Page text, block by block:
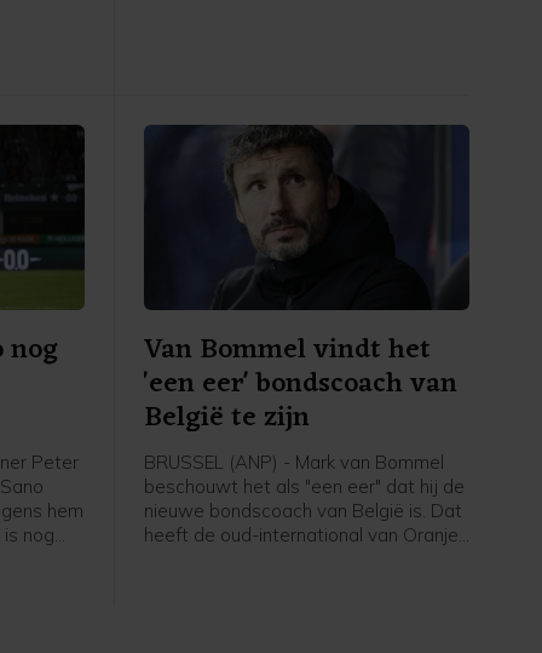
of de duels door zullen gaan.
nog
Peter
hem
nog
Van Bommel vindt het
'een eer' bondscoach van
België te zijn
BRUSSEL (ANP) - Mark van Bommel
beschouwt het als "een eer" dat hij de
nieuwe bondscoach van België is. Dat
heeft de oud-international van Oranje